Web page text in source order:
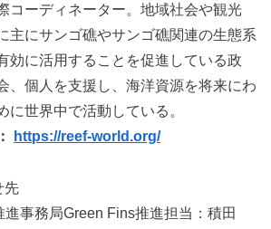
コーディネーター。地域社会や観光
主にサンゴ礁やサンゴ礁関連の生態系
効に活用することを促進している政
、個人を支援し、海洋資源を将来にわ
に世界中で活動している。
https://reef-world.org/
先
事務局Green Fins推進担当：積田